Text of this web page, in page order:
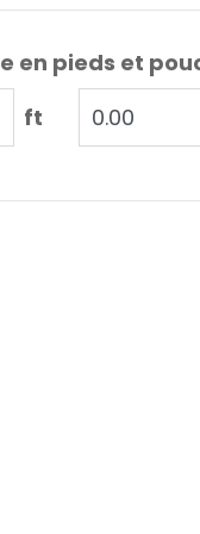
en pieds et
ft